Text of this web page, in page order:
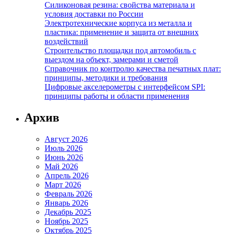
Силиконовая резина: свойства материала и
условия доставки по России
Электротехнические корпуса из металла и
пластика: применение и защита от внешних
воздействий
Строительство площадки под автомобиль с
выездом на объект, замерами и сметой
Справочник по контролю качества печатных плат:
принципы, методики и требования
Цифровые акселерометры с интерфейсом SPI:
принципы работы и области применения
Архив
Август 2026
Июль 2026
Июнь 2026
Май 2026
Апрель 2026
Март 2026
Февраль 2026
Январь 2026
Декабрь 2025
Ноябрь 2025
Октябрь 2025